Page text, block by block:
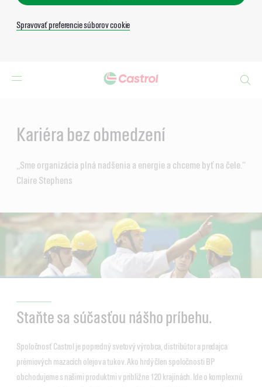
Spravovať preferencie súborov cookie
Kariéra bez obmedzení
„Sme organizácia plná nadšenia a energie a chceme byť na čele.“
Claire Stephens
Staňte sa súčasťou nášho príbehu.
Spoločnosť Castrol je popredný svetový výrobca, distribútor a predajca
prémiových mazacích olejov a tukov. Ako hrdý člen spoločnosti BP
obchodujeme s našimi produktmi v približne 120 krajinách. Ide o komplexnú